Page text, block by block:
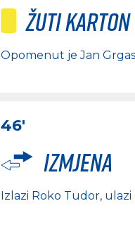
Žuti karton
Opomenut jeJan
46'
Izmjena
Izlazi Roko Tudor, ulazi